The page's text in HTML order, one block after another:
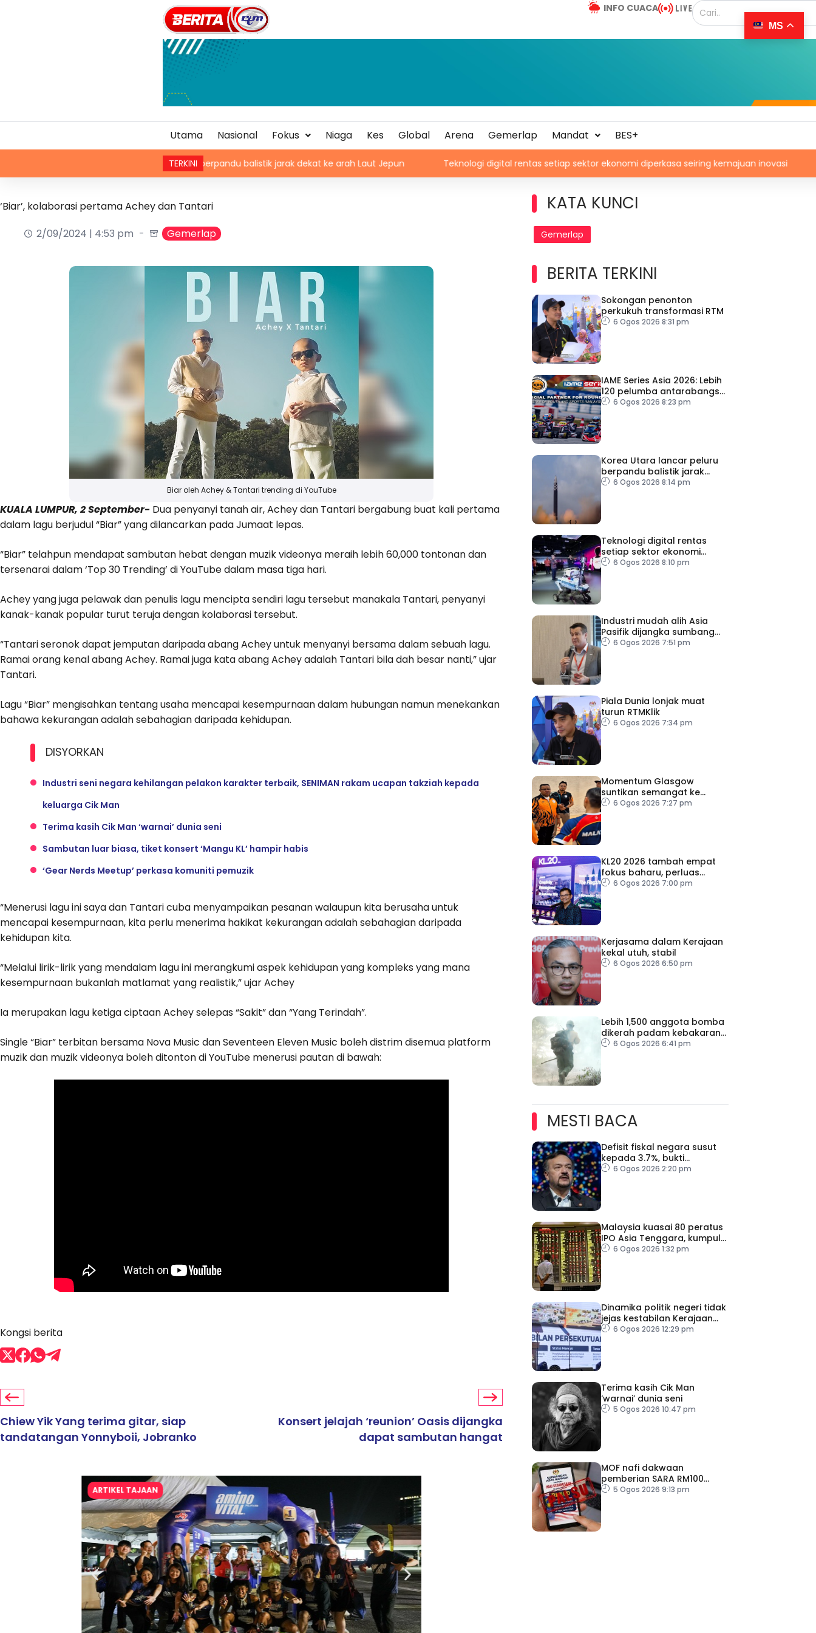
INFO CUACA
Utama Nasional Fokus Niaga Kes Global Arena Gemerlap Mandat BES+
TERKINI
Korea Utara lancar peluru berpandu balistik jarak dekat ke arah Laut Jepun Teknologi digital rentas setiap sektor ekonomi diperkasa seiring kemajuan inovasi Industri
‘Biar’, kolaborasi pertama Achey dan Tantari
2/09/2024 | 4:53 pm
Gemerlap
Biar oleh Achey & Tantari trending di YouTube
KUALA LUMPUR, 2 September- Dua penyanyi tanah air, Achey dan Tantari bergabung buat kali pertama
dalam lagu berjudul “Biar” yang dilancarkan pada Jumaat lepas.
“Biar” telahpun mendapat sambutan hebat dengan muzik videonya meraih lebih 60,000 tontonan dan
tersenarai dalam ‘Top 30 Trending’ di YouTube dalam masa tiga hari.
Achey yang juga pelawak dan penulis lagu mencipta sendiri lagu tersebut manakala Tantari, penyanyi
kanak-kanak popular turut teruja dengan kolaborasi tersebut.
“Tantari seronok dapat jemputan daripada abang Achey untuk menyanyi bersama dalam sebuah lagu.
Ramai orang kenal abang Achey. Ramai juga kata abang Achey adalah Tantari bila dah besar nanti,” ujar
Tantari.
Lagu “Biar” mengisahkan tentang usaha mencapai kesempurnaan dalam hubungan namun menekankan
bahawa kekurangan adalah sebahagian daripada kehidupan.
DISYORKAN
Industri seni negara kehilangan pelakon karakter terbaik, SENIMAN rakam ucapan takziah kepada
keluarga Cik Man
Terima kasih Cik Man ‘warnai’ dunia seni
Sambutan luar biasa, tiket konsert ‘Mangu KL’ hampir habis
‘Gear Nerds Meetup’ perkasa komuniti pemuzik
“Menerusi lagu ini saya dan Tantari cuba menyampaikan pesanan walaupun kita berusaha untuk
mencapai kesempurnaan, kita perlu menerima hakikat kekurangan adalah sebahagian daripada
kehidupan kita.
“Melalui lirik-lirik yang mendalam lagu ini merangkumi aspek kehidupan yang kompleks yang mana
kesempurnaan bukanlah matlamat yang realistik,” ujar Achey
Ia merupakan lagu ketiga ciptaan Achey selepas “Sakit” dan “Yang Terindah”.
Single “Biar” terbitan bersama Nova Music dan Seventeen Eleven Music boleh distrim disemua platform
muzik dan muzik videonya boleh ditonton di YouTube menerusi pautan di bawah:
Kongsi berita
Chiew Yik Yang terima gitar, siap
tandatangan Yonnyboii, Jobranko
Konsert jelajah ‘reunion’ Oasis dijangka
dapat sambutan hangat
ARTIKEL TAJAAN
KATA KUNCI
Gemerlap
BERITA TERKINI
Sokongan penonton
perkukuh transformasi RTM
6 Ogos 2026 8:31 pm
IAME Series Asia 2026: Lebih
120 pelumba antarabangsa
berentap rebut tiket ke Itali
6 Ogos 2026 8:23 pm
Korea Utara lancar peluru
berpandu balistik jarak
dekat ke arah Laut Jepun
6 Ogos 2026 8:14 pm
Teknologi digital rentas
setiap sektor ekonomi
diperkasa seiring kemajuan
6 Ogos 2026 8:10 pm
Industri mudah alih Asia
Pasifik dijangka sumbang
AS$1.4 trilion menjelang
6 Ogos 2026 7:51 pm
Piala Dunia lonjak muat
turun RTMKlik
6 Ogos 2026 7:34 pm
Momentum Glasgow
suntikan semangat ke
Sukan Asia 2026
6 Ogos 2026 7:27 pm
KL20 2026 tambah empat
fokus baharu, perluas
tumpuan ke lapan sektor
6 Ogos 2026 7:00 pm
Kerjasama dalam Kerajaan
kekal utuh, stabil
6 Ogos 2026 6:50 pm
Lebih 1,500 anggota bomba
dikerah padam kebakaran
di Washington
6 Ogos 2026 6:41 pm
MESTI BACA
Defisit fiskal negara susut
kepada 3.7%, bukti
keyakinan pelabur masih
6 Ogos 2026 2:20 pm
Malaysia kuasai 80 peratus
IPO Asia Tenggara, kumpul
AS$1.4 bilion separuh
6 Ogos 2026 1:32 pm
Dinamika politik negeri tidak
jejas kestabilan Kerajaan
Perpaduan Persekutuan –
6 Ogos 2026 12:29 pm
Terima kasih Cik Man
‘warnai’ dunia seni
5 Ogos 2026 10:47 pm
MOF nafi dakwaan
pemberian SARA RM100
sempena Hari Kebangsaan
5 Ogos 2026 9:13 pm
MS